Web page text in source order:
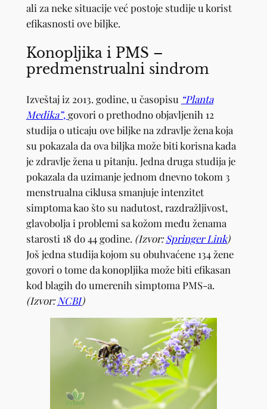
ali za neke situacije već postoje studije u korist
efikasnosti ove biljke.
Konopljika i PMS –
predmenstrualni sindrom
Izveštaj iz 2013. godine, u časopisu “Planta
Medika”, govori o prethodno objavljenih 12
studija o uticaju ove biljke na zdravlje žena koja
su pokazala da ova biljka može biti korisna kada
je zdravlje žena u pitanju. Jedna druga studija je
pokazala da uzimanje jednom dnevno tokom 3
menstrualna ciklusa smanjuje intenzitet
simptoma kao što su nadutost, razdražljivost,
glavobolja i problemi sa kožom među ženama
starosti 18 do 44 godine. (Izvor:Springer Link)
Još jedna studija kojom su obuhvaćene 134 žene
govori o tome da konopljika može biti efikasan
kod blagih do umerenih simptoma PMS-a.
(Izvor:NCBI)